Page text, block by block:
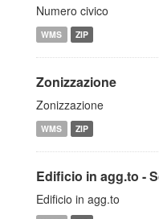
Numero civico
WMS ZIP
Zonizzazione
Zonizzazione
WMS ZIP
Edificio in agg.to -
Edificio in agg.to